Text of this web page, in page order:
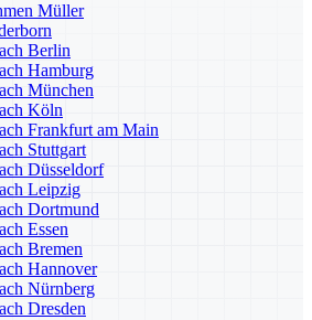
Müller
Berlin
Hamburg
München
Köln
Frankfurt am Main
Stuttgart
Düsseldorf
Leipzig
Dortmund
Essen
Bremen
Hannover
Nürnberg
Dresden